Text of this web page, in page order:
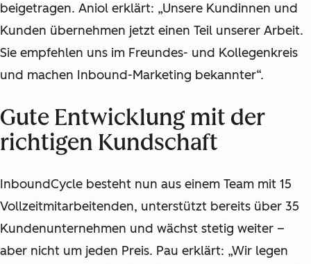
beigetragen. Aniol erklärt: „Unsere Kundinnen und
Kunden übernehmen jetzt einen Teil unserer Arbeit.
Sie empfehlen uns im Freundes- und Kollegenkreis
und machen Inbound-Marketing bekannter“.
Gute Entwicklung mit der
richtigen Kundschaft
InboundCycle besteht nun aus einem Team mit 15
Vollzeitmitarbeitenden, unterstützt bereits über 35
Kundenunternehmen und wächst stetig weiter –
aber nicht um jeden Preis. Pau erklärt: „Wir legen